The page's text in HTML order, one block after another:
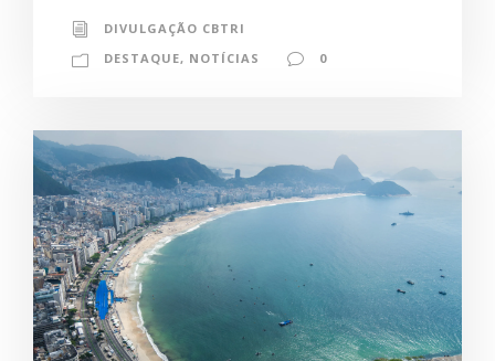
DIVULGAÇÃO CBTRI
DESTAQUE, NOTÍCIAS 0